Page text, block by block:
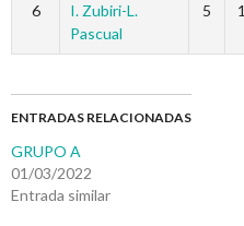
6
I. Zubiri-L.
Pascual
5 1
ENTRADAS RELACIONADAS
GRUPO A
01/03/2022
Entrada similar